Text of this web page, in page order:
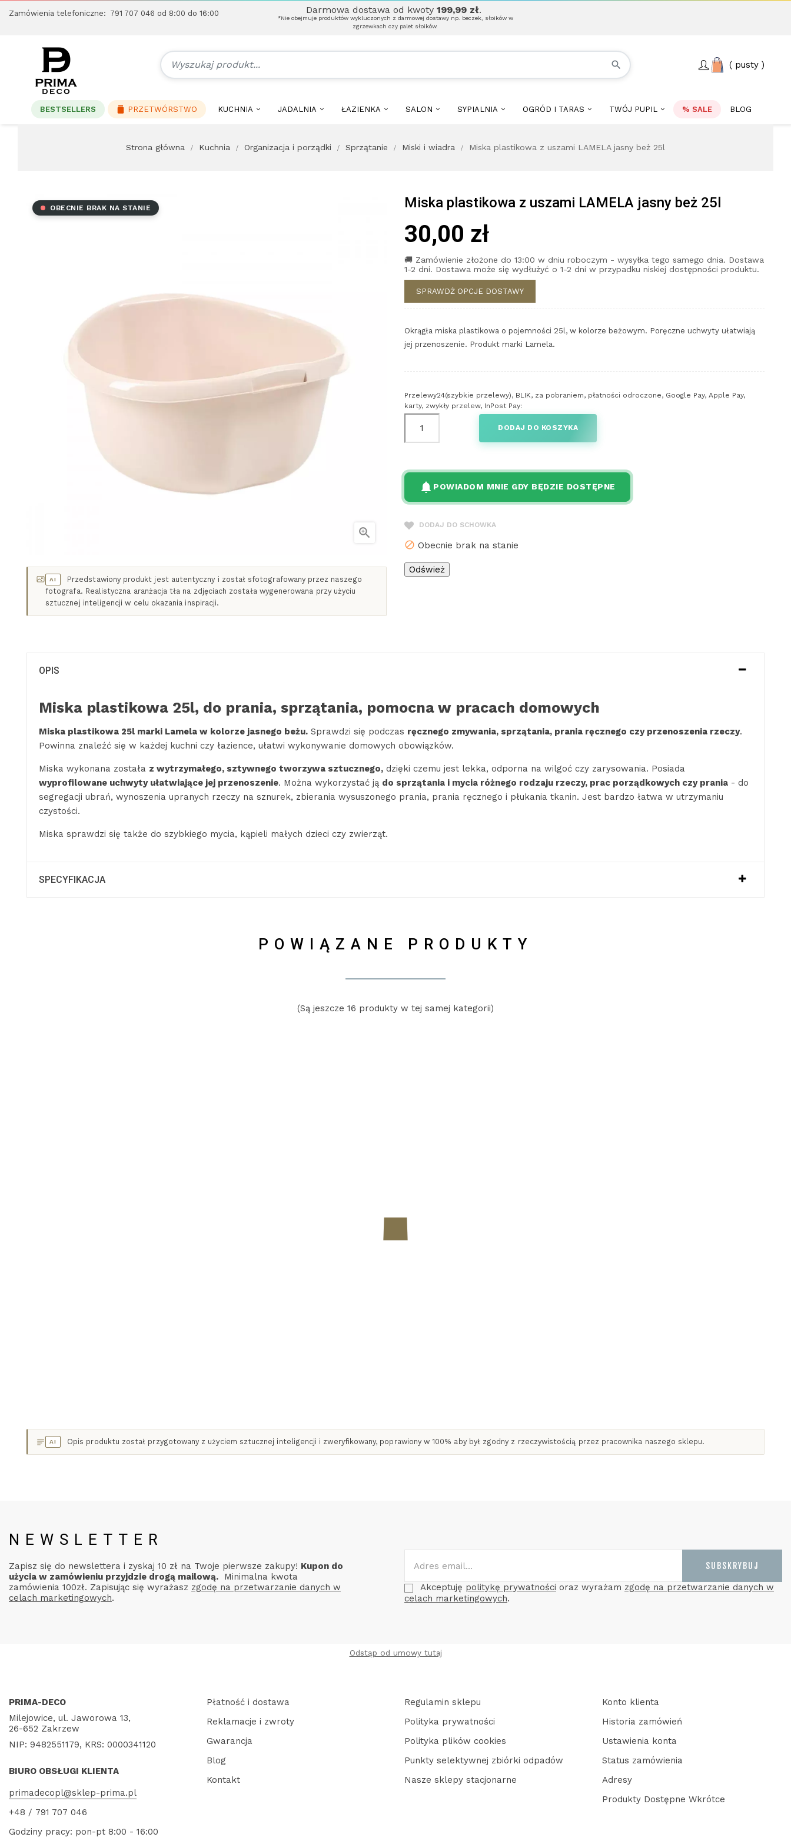
Zamówienia telefoniczne: 791 707 046 od 8:00 do 16:00 Darmowa dostawa od kwoty199,99 zł.
*Nie obejmuje produktów wykluczonych z darmowej dostawy np. beczek, słoików w
zgrzewkach czy palet słoików.
search pusty
BESTSELLERS PRZETWÓRSTWO KUCHNIA JADALNIA ŁAZIENKA SALON SYPIALNIA OGRÓD I TARAS TWÓJ PUPIL % SALE BLOG
Strona główna Kuchnia Organizacja i porządki Sprzątanie Miski i wiadra Miska plastikowa z uszami LAMELA jasny beż 25l
OBECNIE BRAK NA STANIE

AI
Przedstawiony produkt jest autentyczny i został sfotografowany przez naszego
fotografa. Realistyczna aranżacja tła na zdjęciach została wygenerowana przy użyciu
sztucznej inteligencji w celu okazania inspiracji.
Miska plastikowa z uszami LAMELA jasny beż 25l
30,00 zł
🚚 Zamówienie złożone do 13:00 w dniu roboczym - wysyłka tego samego dnia. Dostawa
1-2 dni. Dostawa może się wydłużyć o 1-2 dni w przypadku niskiej dostępności produktu.
SPRAWDŹ OPCJE DOSTAWY
Okrągła miska plastikowa o pojemności 25l, w kolorze beżowym. Poręczne uchwyty ułatwiają
jej przenoszenie. Produkt marki Lamela.
Przelewy24(szybkie przelewy), BLIK, za pobraniem, płatności odroczone, Google Pay, Apple Pay,
karty, zwykły przelew, InPost Pay:
DODAJ DO KOSZYKA
notifications POWIADOM MNIE GDY BĘDZIE DOSTĘPNE
DODAJ DO SCHOWKA
Obecnie brak na stanie
OPIS
Miska plastikowa 25l, do prania, sprzątania, pomocna w pracach domowych
Miska plastikowa 25l marki Lamela w kolorze jasnego beżu. Sprawdzi się podczas ręcznego zmywania, sprzątania, prania ręcznego czy przenoszenia rzeczy.
Powinna znaleźć się w każdej kuchni czy łazience, ułatwi wykonywanie domowych obowiązków.
Miska wykonana została z wytrzymałego, sztywnego tworzywa sztucznego, dzięki czemu jest lekka, odporna na wilgoć czy zarysowania. Posiada
wyprofilowane uchwyty ułatwiające jej przenoszenie. Można wykorzystać ją do sprzątania i mycia różnego rodzaju rzeczy, prac porządkowych czy prania - do
segregacji ubrań, wynoszenia upranych rzeczy na sznurek, zbierania wysuszonego prania, prania ręcznego i płukania tkanin. Jest bardzo łatwa w utrzymaniu
czystości.
Miska sprawdzi się także do szybkiego mycia, kąpieli małych dzieci czy zwierząt.
SPECYFIKACJA
POWIĄZANE PRODUKTY
(Są jeszcze 16 produkty w tej samej kategorii)
AI Opis produktu został przygotowany z użyciem sztucznej inteligencji i zweryfikowany, poprawiony w 100% aby był zgodny z rzeczywistością przez pracownika naszego sklepu.
NEWSLETTER
Zapisz się do newslettera i zyskaj 10 zł na Twoje pierwsze zakupy! Kupon do
użycia w zamówieniu przyjdzie drogą mailową. Minimalna kwota
zamówienia 100zł. Zapisując się wyrażasz zgodę na przetwarzanie danych w
celach marketingowych.
SUBSKRYBUJ
Akceptuję politykę prywatności oraz wyrażam zgodę na przetwarzanie danych w
celach marketingowych.
Odstąp od umowy tutaj
PRIMA-DECO
Milejowice, ul. Jaworowa 13,
26-652 Zakrzew
NIP: 9482551179, KRS: 0000341120
BIURO OBSŁUGI KLIENTA
primadecopl@sklep-prima.pl
+48 / 791 707 046
Godziny pracy: pon-pt 8:00 - 16:00
Płatność i dostawa
Reklamacje i zwroty
Gwarancja
Blog
Kontakt
Regulamin sklepu
Polityka prywatności
Polityka plików cookies
Punkty selektywnej zbiórki odpadów
Nasze sklepy stacjonarne
Konto klienta
Historia zamówień
Ustawienia konta
Status zamówienia
Adresy
Produkty Dostępne Wkrótce